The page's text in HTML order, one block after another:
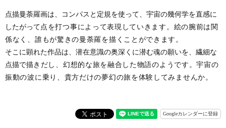
点描曼荼羅画は、コンパスと定規を使って、宇宙の幾何学を直感に
したがって点を打つ事によって表現していきます。絵の腕前は関
係なく、誰もが驚きの曼荼羅を描くことができます。
そこに顕れた作品は、潜在意識の奥深くに潜む魂の願いを、繊細な
点描で描きだし、幻想的な旅を融合した物語のようです。宇宙の
振動の波に乗り、貴方だけの夢幻の旅を体験してみませんか。
Googleカレンダーに登録